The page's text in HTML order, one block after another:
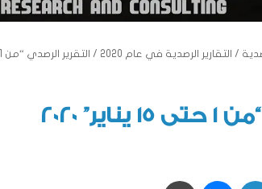
/ التقارير الرصدية في عام 2020 / التقرير الرصدي “من 1 حتى 15 يناير” 2020
2020
لينكدإن ماسنجر